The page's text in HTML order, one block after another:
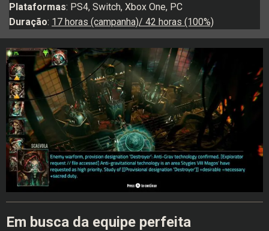
Plataformas: PS4, Switch, Xbox One, PC
Duração: 17 horas (campanha)/ 42 horas (100%)
Em busca da equipe perfeita